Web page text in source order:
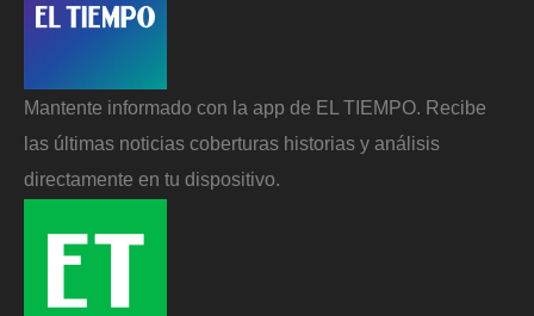
Mantente informado con la app de EL TIEMPO. Recibe
las últimas noticias coberturas historias y análisis
directamente en tu dispositivo.